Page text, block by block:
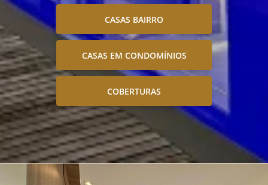
CASAS BAIRRO
CASAS EM CONDOMÍNIOS
COBERTURAS